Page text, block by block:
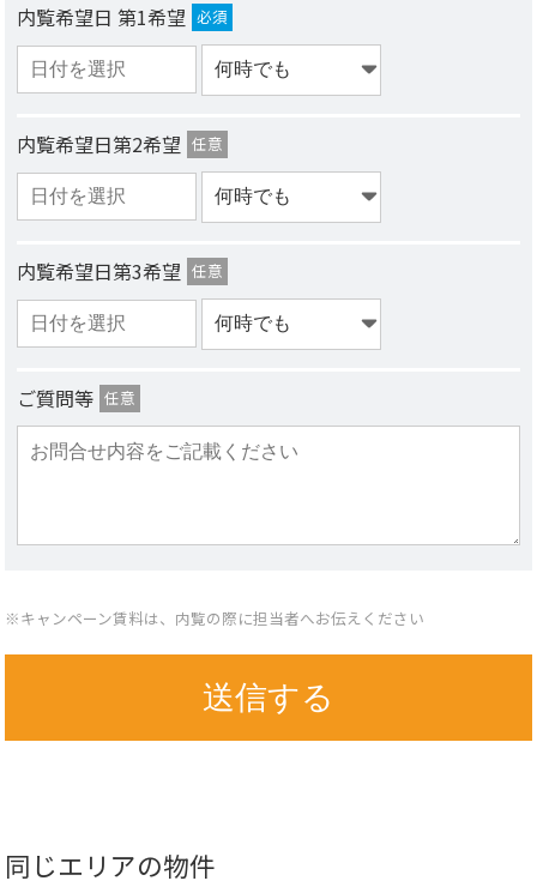
内覧希望日 第1希望 必須
内覧希望日第2希望 任意
内覧希望日第3希望 任意
ご質問等 任意
※キャンペーン賃料は、内覧の際に担当者へお伝えください
同じエリアの物件